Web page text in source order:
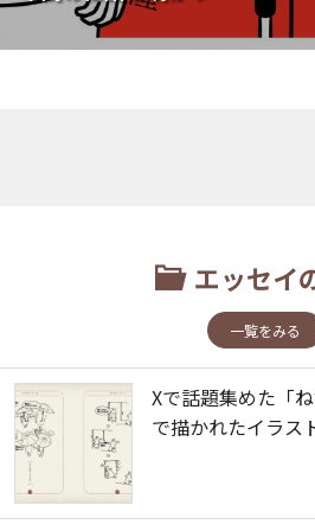
エッセイ
一覧をみる
Xで話題集めた「
で描かれたイラス